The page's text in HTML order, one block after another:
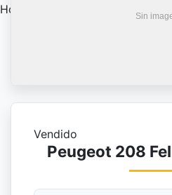
House
Vendido
Peugeot 208